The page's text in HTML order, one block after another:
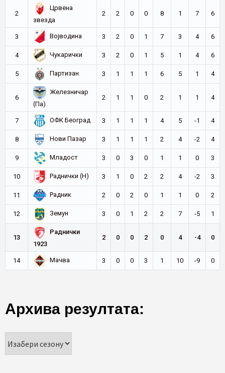
2
Црвена
звезда
2 2 0 0 8 1 7 6
3 Војводина 3 2 0 1 7 3 4 6
4 Чукарички 3 2 0 1 5 1 4 6
5 Партизан 3 1 1 1 6 5 1 4
6
Железничар
(Па)
2 1 1 0 2 1 1 4
7 ОФК Београд 3 1 1 1 4 5 -1 4
8 Нови Пазар 3 1 1 1 2 4 -2 4
9 Младост 3 0 3 0 1 1 0 3
10 Раднички (Н) 3 1 0 2 2 4 -2 3
11 Радник 2 0 2 0 1 1 0 2
12 Земун 3 0 1 2 2 7 -5 1
13
Раднички
1923
2 0 0 2 0 4 -4 0
14 Мачва 3 0 0 3 1 10 -9 0
Архива резултата: